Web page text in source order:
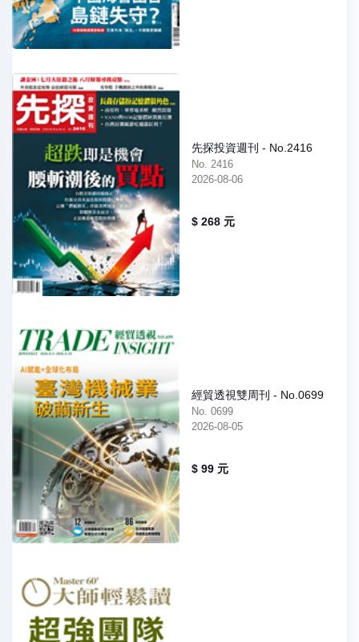
先探投資週刊 - No.2416
No. 2416
2026-08-06
$ 268 元
經貿透視雙周刊 - No.0699
No. 0699
2026-08-05
$ 99 元